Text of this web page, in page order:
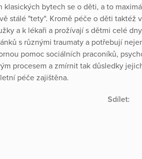
bytech se o děti, a to
stálé "tety". Kromě péče o děti taktéž
a k lékaři a prožívají s dětmi celé
s různými traumaty a potřebují
pomoc sociálních praconíků,
procesem a zmírnit tak důsledky
péče zajištěna.
Sdílet: